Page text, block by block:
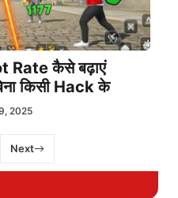
Rate कैसे बढ़ाएं
किसी Hack के
2025
Next